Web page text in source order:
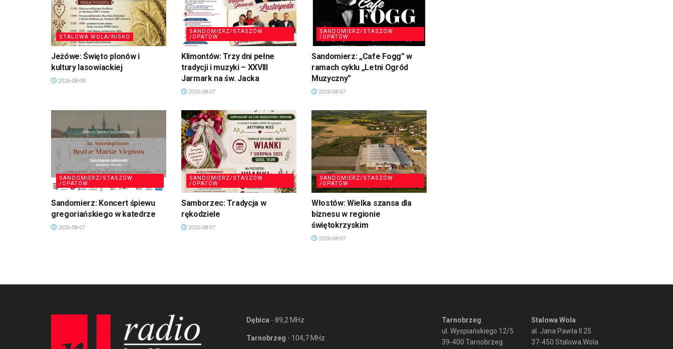
STALOWA WOLA/NISKO
Jeżówe: Święto plonów i
kultury lasowiackiej
2026-08-08
SANDOMIERZ/STASZÓW
/OPATÓW
Klimontów: Trzy dni pełne
tradycji i muzyki – XXVIII
Jarmark na św. Jacka
2026-08-07
SANDOMIERZ/STASZÓW
/OPATÓW
Sandomierz: „Cafe Fogg” w
ramach cyklu „Letni Ogród
Muzyczny”
2026-08-07
SANDOMIERZ/STASZÓW
/OPATÓW
Sandomierz: Koncert śpiewu
gregoriańskiego w katedrze
2026-08-07
SANDOMIERZ/STASZÓW
/OPATÓW
Samborzec: Tradycja w
rękodziele
2026-08-07
SANDOMIERZ/STASZÓW
/OPATÓW
Włostów: Wielka szansa dla
biznesu w regionie
świętokrzyskim
2026-08-07
Dębica - 89,2 MHz
Tarnobrzeg - 104,7 MHz
Tarnobrzeg
ul. Wyspiańskiego 12/5
39-400 Tarnobrzeg
Stalowa Wola
al. Jana Pawła II 25
37-450 Stalowa Wola